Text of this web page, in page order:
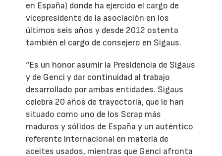
en España) donde ha ejercido el cargo de
vicepresidente de la asociación en los
últimos seis años y desde 2012 ostenta
también el cargo de consejero en Sigaus.
“Es un honor asumir la Presidencia de Sigaus
y de Genci y dar continuidad al trabajo
desarrollado por ambas entidades. Sigaus
celebra 20 años de trayectoria, que le han
situado como uno de los Scrap más
maduros y sólidos de España y un auténtico
referente internacional en materia de
aceites usados, mientras que Genci afronta